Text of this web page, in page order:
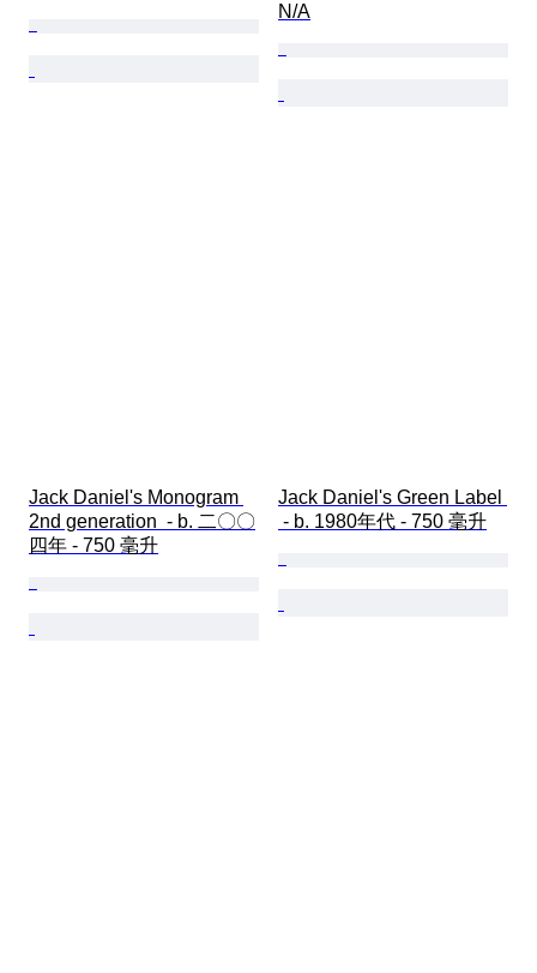
N/A
Jack Daniel's Monogram
2nd generation  - b. 二〇〇
四年 - 750 毫升
Jack Daniel's Green Label
- b. 1980年代 - 750 毫升